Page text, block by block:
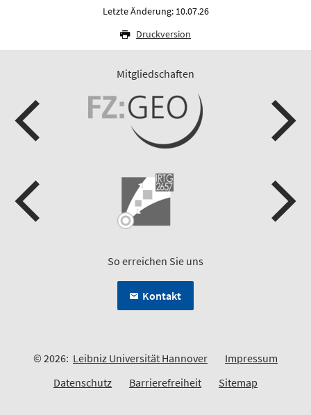
Letzte Änderung: 10.07.26
Druckversion
Mitgliedschaften
So erreichen Sie uns
Kontakt
© 2026: Leibniz Universität Hannover
Impressum
Datenschutz
Barrierefreiheit Sitemap